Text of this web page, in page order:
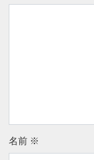
名前 ※